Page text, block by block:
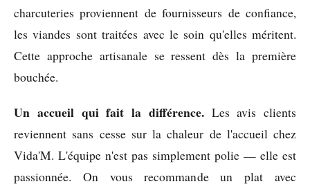
charcuteries proviennent de fournisseurs de confiance,
les viandes sont traitées avec le soin qu'elles méritent.
Cette approche artisanale se ressent dès la première
bouchée.
Un accueil qui fait la différence.Les avis clients
reviennent sans cesse sur la chaleur de l'accueil chez
Vida'M. L'équipe n'est pas simplement polie — elle est
passionnée. On vous recommande un plat avec